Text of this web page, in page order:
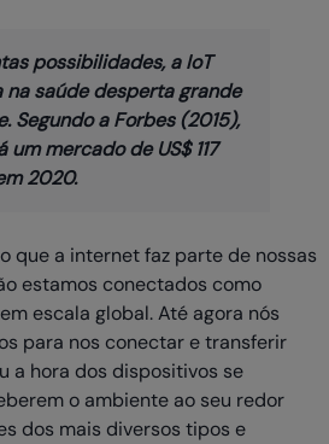
possibilidades, a IoT
na saúde desperta grande
Segundo a Forbes (2015),
um mercado de US$ 117
2020.
que a internet faz parte de nossas
estamos conectados como
escala global. Até agora nós
para nos conectar e transferir
a hora dos dispositivos se
o ambiente ao seu redor
dos mais diversos tipos e